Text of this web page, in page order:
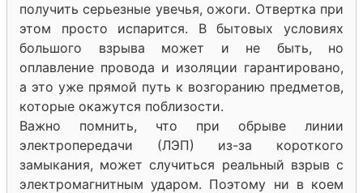
получить серьезные увечья, ожоги. Отвертка при
этом просто испарится. В бытовых условиях
большого взрыва может и не быть, но
оплавление провода и изоляции гарантировано,
а это уже прямой путь к возгоранию предметов,
которые окажутся поблизости.
Важно помнить, что при обрыве линии
электропередачи (ЛЭП) из-за короткого
замыкания, может случиться реальный взрыв с
электромагнитным ударом. Поэтому ни в коем